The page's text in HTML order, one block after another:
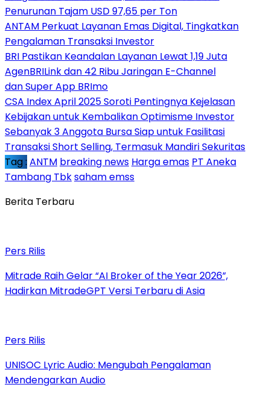
Penurunan Tajam USD 97,65 per Ton
ANTAM Perkuat Layanan Emas Digital, Tingkatkan
Pengalaman Transaksi Investor
BRI Pastikan Keandalan Layanan Lewat 1,19 Juta
AgenBRILink dan 42 Ribu Jaringan E-Channel
dan Super App BRImo
CSA Index April 2025 Soroti Pentingnya Kejelasan
Kebijakan untuk Kembalikan Optimisme Investor
Sebanyak 3 Anggota Bursa Siap untuk Fasilitasi
Transaksi Short Selling, Termasuk Mandiri Sekuritas
Tag : ANTM breaking news Harga emas PT Aneka
Tambang Tbksaham emss
Berita Terbaru
Pers Rilis
Mitrade Raih Gelar “AI Broker of the Year 2026”,
Hadirkan MitradeGPT Versi Terbaru di Asia
Pers Rilis
UNISOC Lyric Audio: Mengubah Pengalaman
Mendengarkan Audio